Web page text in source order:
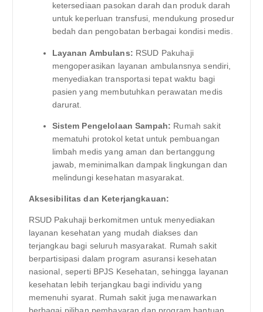
ketersediaan pasokan darah dan produk darah
untuk keperluan transfusi, mendukung prosedur
bedah dan pengobatan berbagai kondisi medis.
Layanan Ambulans: RSUD Pakuhaji
mengoperasikan layanan ambulansnya sendiri,
menyediakan transportasi tepat waktu bagi
pasien yang membutuhkan perawatan medis
darurat.
Sistem Pengelolaan Sampah: Rumah sakit
mematuhi protokol ketat untuk pembuangan
limbah medis yang aman dan bertanggung
jawab, meminimalkan dampak lingkungan dan
melindungi kesehatan masyarakat.
Aksesibilitas dan Keterjangkauan:
RSUD Pakuhaji berkomitmen untuk menyediakan
layanan kesehatan yang mudah diakses dan
terjangkau bagi seluruh masyarakat. Rumah sakit
berpartisipasi dalam program asuransi kesehatan
nasional, seperti BPJS Kesehatan, sehingga layanan
kesehatan lebih terjangkau bagi individu yang
memenuhi syarat. Rumah sakit juga menawarkan
berbagai pilihan pembayaran dan program bantuan